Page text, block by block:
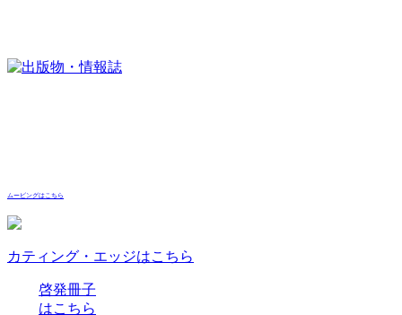
ムービングはこちら
カティング・エッジはこちら
啓発冊子
はこちら